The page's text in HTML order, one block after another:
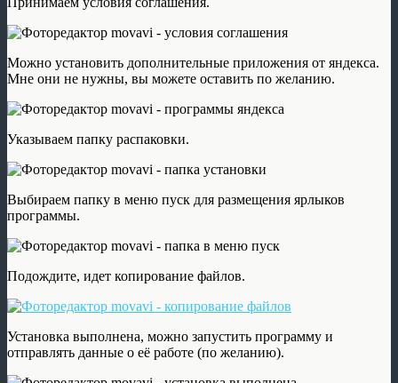
Можно установить дополнительные приложения от яндекса.
Мне они не нужны, вы можете оставить по желанию.
Указываем папку распаковки.
Выбираем папку в меню пуск для размещения ярлыков
программы.
Подождите, идет копирование файлов.
Установка выполнена, можно запустить программу и
отправлять данные о её работе (по желанию).